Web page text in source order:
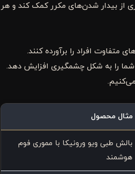
از بیدار شدن‌های مکرر کمک کند و هر
افراد را برآورده کنند.
شما را به شکل چشمگیری افزایش دهد.
مثال محصول
بالش طبی ویو ورونیکا با مموری فوم
هوشمند